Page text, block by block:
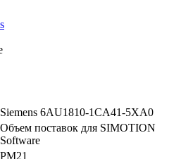
Siemens 6AU1810-1CA41-5XA0
Объем поставок для SIMOTION
Software
PM21